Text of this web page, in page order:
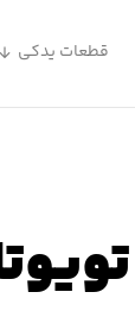
قطعات یدکی